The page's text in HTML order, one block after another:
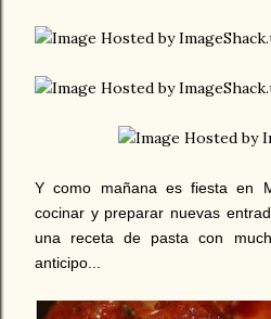
Y como mañana es fiesta en
cocinar y preparar nuevas
una receta de pasta con
anticipo...